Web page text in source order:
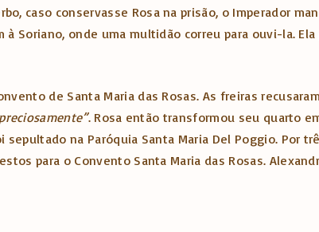
caso conservasse Rosa na prisão, o Imperador
à Soriano, onde uma multidão correu para ouvi-la.
de Santa Maria das Rosas. As freiras
. Rosa então transformou seu quarto
na Paróquia Santa Maria Del Poggio. Por
para o Convento Santa Maria das Rosas.